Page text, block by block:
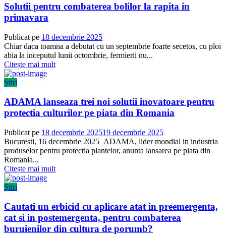
Solutii pentru combaterea bolilor la rapita in
primavara
Publicat pe 18 decembrie 2025
Chiar daca toamna a debutat cu un septembrie foarte secetos, cu ploi
abia la inceputul lunii octombrie, fermierii nu...
Citește mai mult
Știri
ADAMA lanseaza trei noi solutii inovatoare pentru
protectia culturilor pe piata din Romania
Publicat pe 18 decembrie 202519 decembrie 2025
Bucuresti, 16 decembrie 2025 ADAMA, lider mondial in industria
produselor pentru protectia plantelor, anunta lansarea pe piata din
Romania...
Citește mai mult
Știri
Cautati un erbicid cu aplicare atat in preemergenta,
cat si in postemergenta, pentru combaterea
buruienilor din cultura de porumb?